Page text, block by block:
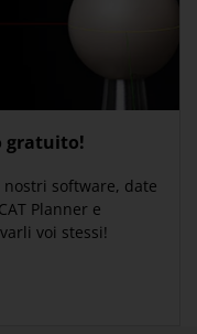
gratuito!
software, date
Planner e
voi stessi!